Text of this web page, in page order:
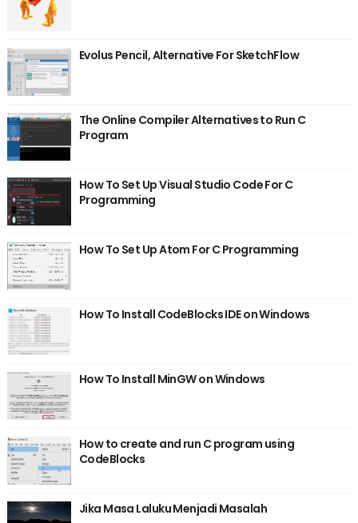
Evolus Pencil, Alternative For SketchFlow
The Online Compiler Alternatives to Run C
Program
How To Set Up Visual Studio Code For C
Programming
How To Set Up Atom For C Programming
How To Install CodeBlocks IDE on Windows
How To Install MinGW on Windows
How to create and run C program using
CodeBlocks
Jika Masa Laluku Menjadi Masalah